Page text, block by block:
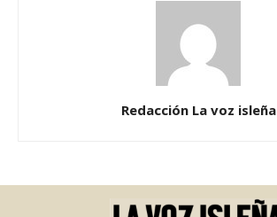
Redacción La voz isleña